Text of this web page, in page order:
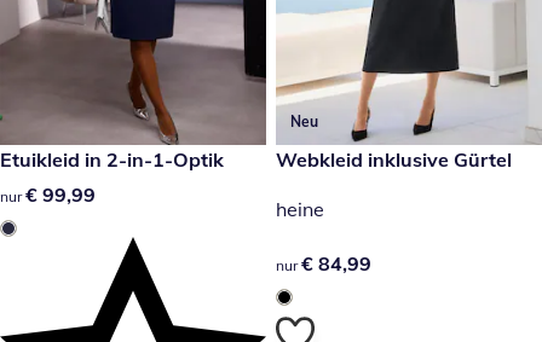
€ 99,99
Etuikleid in 2-in-1-Optik
€ 99,99
nur € 99,99
Neu
€ 84,99
Webkleid inklusive Gürtel
heine
€ 84,99
nur € 84,99